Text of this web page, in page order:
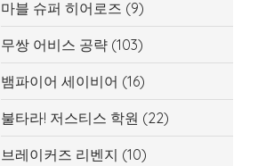
마블 슈퍼 히어로즈 (9)
무쌍 어비스 공략(103)
뱀파이어 세이비어 (16)
불타라! 저스티스 학원 (22)
브레이커즈 리벤지 (10)